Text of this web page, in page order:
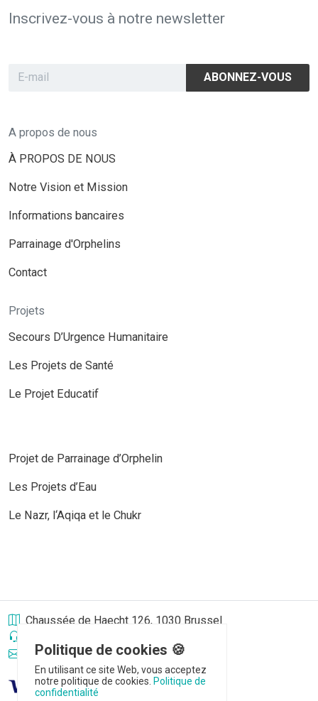
Inscrivez-vous à notre newsletter
ABONNEZ-VOUS
Politique de cookies 🍪
En utilisant ce site Web, vous acceptez
notre politique de cookies. Politique de
confidentialité
A propos de nous
À PROPOS DE NOUS
Notre Vision et Mission
Informations bancaires
Parrainage d'Orphelins
Contact
Projets
Secours D’Urgence Humanitaire
Les Projets de Santé
Le Projet Educatif
Projet de Parrainage d’Orphelin
Les Projets d’Eau
Le Nazr, l‘Aqiqa et le Chukr
Chaussée de Haecht 126, 1030 Brussel
info@hasene.be